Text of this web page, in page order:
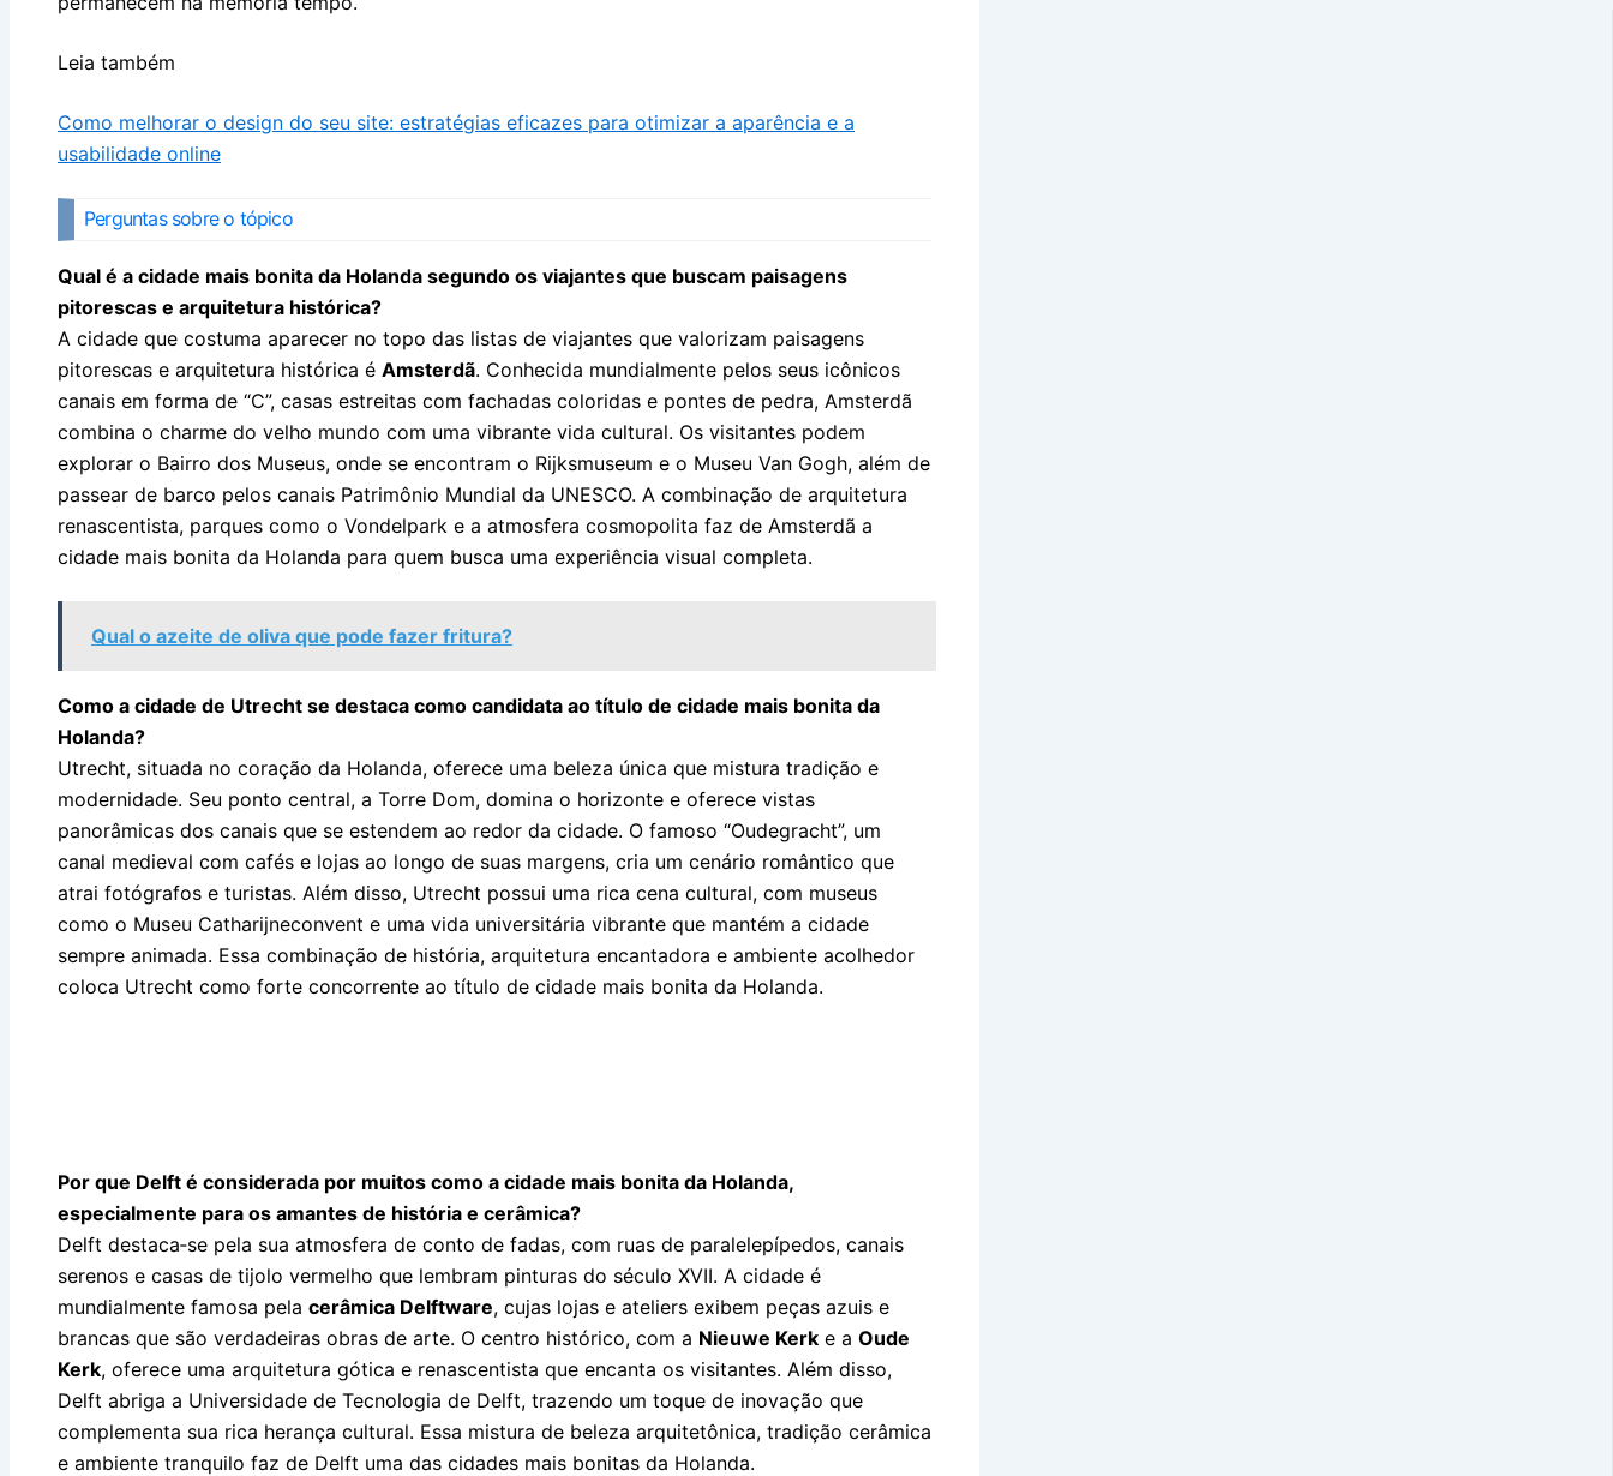
Leia também
Como melhorar o design do seu site: estratégias eficazes para otimizar a aparência e a
usabilidade online
Perguntas sobre o tópico
Qual é a cidade mais bonita da Holanda segundo os viajantes que buscam paisagens
pitorescas e arquitetura histórica?
A cidade que costuma aparecer no topo das listas de viajantes que valorizam paisagens
pitorescas e arquitetura histórica é Amsterdã. Conhecida mundialmente pelos seus icônicos
canais em forma de “C”, casas estreitas com fachadas coloridas e pontes de pedra, Amsterdã
combina o charme do velho mundo com uma vibrante vida cultural. Os visitantes podem
explorar o Bairro dos Museus, onde se encontram o Rijksmuseum e o Museu Van Gogh, além de
passear de barco pelos canais Patrimônio Mundial da UNESCO. A combinação de arquitetura
renascentista, parques como o Vondelpark e a atmosfera cosmopolita faz de Amsterdã a
cidade mais bonita da Holanda para quem busca uma experiência visual completa.
Qual o azeite de oliva que pode fazer fritura?
Como a cidade de Utrecht se destaca como candidata ao título de cidade mais bonita da
Holanda?
Utrecht, situada no coração da Holanda, oferece uma beleza única que mistura tradição e
modernidade. Seu ponto central, a Torre Dom, domina o horizonte e oferece vistas
panorâmicas dos canais que se estendem ao redor da cidade. O famoso “Oudegracht”, um
canal medieval com cafés e lojas ao longo de suas margens, cria um cenário romântico que
atrai fotógrafos e turistas. Além disso, Utrecht possui uma rica cena cultural, com museus
como o Museu Catharijneconvent e uma vida universitária vibrante que mantém a cidade
sempre animada. Essa combinação de história, arquitetura encantadora e ambiente acolhedor
coloca Utrecht como forte concorrente ao título de cidade mais bonita da Holanda.
Por que Delft é considerada por muitos como a cidade mais bonita da Holanda,
especialmente para os amantes de história e cerâmica?
Delft destaca‑se pela sua atmosfera de conto de fadas, com ruas de paralelepípedos, canais
serenos e casas de tijolo vermelho que lembram pinturas do século XVII. A cidade é
mundialmente famosa pela cerâmica Delftware, cujas lojas e ateliers exibem peças azuis e
brancas que são verdadeiras obras de arte. O centro histórico, com a Nieuwe Kerk e a Oude
Kerk, oferece uma arquitetura gótica e renascentista que encanta os visitantes. Além disso,
Delft abriga a Universidade de Tecnologia de Delft, trazendo um toque de inovação que
complementa sua rica herança cultural. Essa mistura de beleza arquitetônica, tradição cerâmica
e ambiente tranquilo faz de Delft uma das cidades mais bonitas da Holanda.